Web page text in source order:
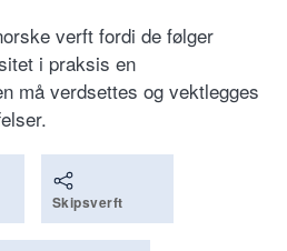
verft fordi de følger
i praksis en
må verdsettes og vektlegges
Skipsverft